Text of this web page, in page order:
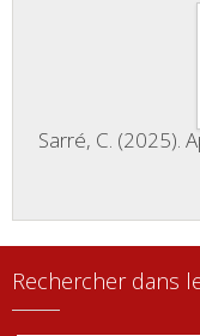
Sarré, C. (2025).
Rechercher dans